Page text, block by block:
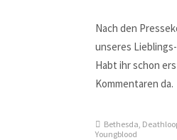
Nach den
unseres
Habt ihr schon
Kommentaren da.
Bethesda
Youngblood